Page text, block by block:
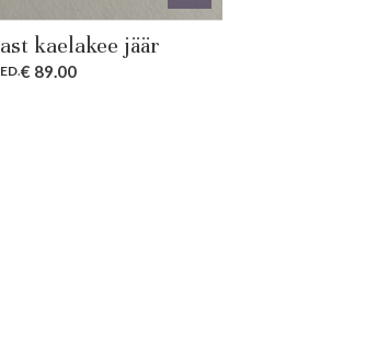
kaelakee jäär
.€ 89.00